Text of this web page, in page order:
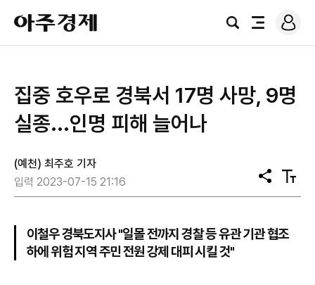
아
주
경
검
전
로
그
집중 호우로 경북서 17명 사망, 9명
실종...인명 피해 늘어나
(예천) 최주호 기자
입력 2023-07-15 21:16
공
유
텍
스
이철우 경북도지사 "일몰 전까지 경찰 등 유관 기관 협조
하에 위험 지역 주민 전원 강제 대피 시킬 것"